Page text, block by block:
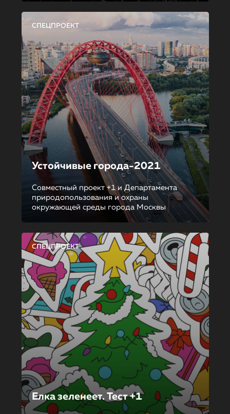
СПЕЦПРОЕКТ
Устойчивые города-2021
Совместный проект +1 и Департамента
природопользования и охраны
окружающей среды города Москвы
СПЕЦПРОЕКТ
Елка зеленеет. Тест +1